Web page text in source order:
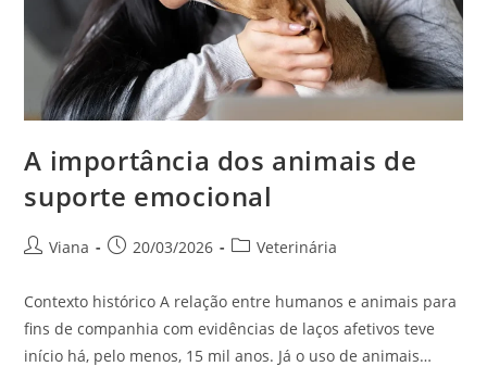
A importância dos animais de
suporte emocional
Viana 20/03/2026 Veterinária
Contexto histórico A relação entre humanos e animais para
fins de companhia com evidências de laços afetivos teve
início há, pelo menos, 15 mil anos. Já o uso de animais…